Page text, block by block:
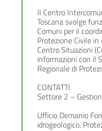
Il Centro
Toscana svolge
Comuni per il
Protezione Civile
Centro Situazioni
informazioni con il
Regionale di
CONTATTI
Settore 2 –
Ufficio Demanio
idrogeologico,